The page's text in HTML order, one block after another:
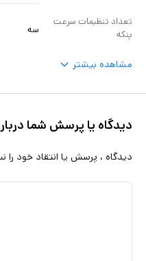
تعداد تنظیمات سرعت
پنکه
سه
مشاهده بیشتر
دیدگاه یا پرسش شما
دیدگاه ، پرسش یا انتقاد خود را